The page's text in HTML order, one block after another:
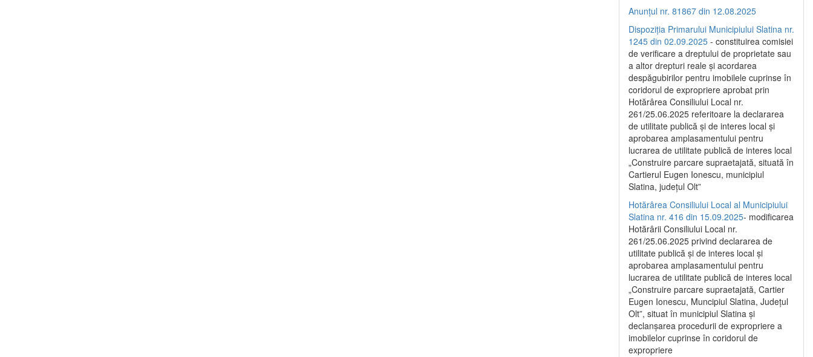
Anunțul nr. 81867 din 12.08.2025
Dispoziția Primarului Municipiului Slatina nr.
1245 din 02.09.2025 - constituirea comisiei
de verificare a dreptului de proprietate sau
a altor drepturi reale și acordarea
despăgubirilor pentru imobilele cuprinse în
coridorul de expropriere aprobat prin
Hotărârea Consiliului Local nr.
261/25.06.2025 referitoare la declararea
de utilitate publică și de interes local și
aprobarea amplasamentului pentru
lucrarea de utilitate publică de interes local
„Construire parcare supraetajată, situată în
Cartierul Eugen Ionescu, municipiul
Slatina, județul Olt”
Hotărârea Consiliului Local al Municipiului
Slatina nr. 416 din 15.09.2025- modificarea
Hotărârii Consiliului Local nr.
261/25.06.2025 privind declararea de
utilitate publică și de interes local și
aprobarea amplasamentului pentru
lucrarea de utilitate publică de interes local
„Construire parcare supraetajată, Cartier
Eugen Ionescu, Muncipiul Slatina, Județul
Olt”, situat în municipiul Slatina și
declanșarea procedurii de expropriere a
imobilelor cuprinse în coridorul de
expropriere